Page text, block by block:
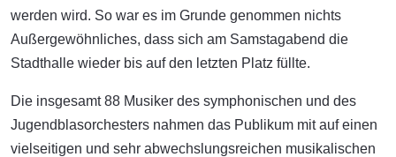
werden wird. So war es im Grunde genommen nichts
Außergewöhnliches, dass sich am Samstagabend die
Stadthalle wieder bis auf den letzten Platz füllte.
Die insgesamt 88 Musiker des symphonischen und des
Jugendblasorchesters nahmen das Publikum mit auf einen
vielseitigen und sehr abwechslungsreichen musikalischen